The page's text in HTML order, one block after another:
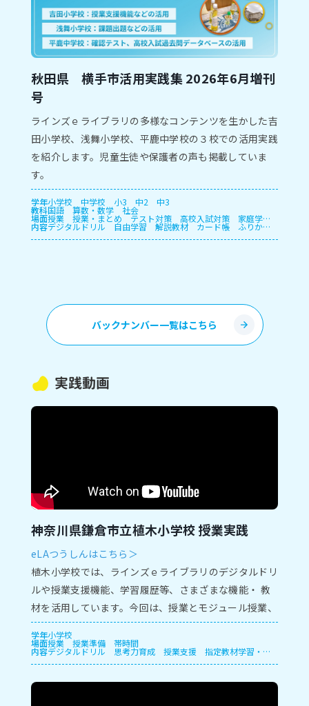
秋田県 横手市活用実践集 2026年6月増刊
号
ラインズｅライブラリの多様なコンテンツを生かした吉
田小学校、浅舞小学校、平鹿中学校の３校での活用実践
を紹介します。児童生徒や保護者の声も掲載していま
す。
学年小学校 中学校 小3 中2 中3
教科国語 算数・数学 社会
場面授業 授業・まとめ テスト対策 高校入試対策 家庭学
習・宿題 長期休暇
内容デジタルドリル 自由学習 解説教材 カード帳 ふりかえ
り プリント 授業支援 確認テスト 自動個別課題
教材学習・一斉学習
バックナンバー一覧はこちら
実践動画
神奈川県鎌倉市立植木小学校 授業実践
eLAつうしんはこちら＞
植⽊⼩学校では、ラインズｅライブラリのデジタルドリ
ルや授業⽀援機能、学習履歴等、さまざまな機能・ 教
材を活⽤しています。今回は、授業とモジュール授業、
保護者⾯談での実践をご紹介します。
学年小学校
場面授業 授業準備 帯時間
内容デジタルドリル 思考力育成 授業支援 指定教材学習・一
斉学習